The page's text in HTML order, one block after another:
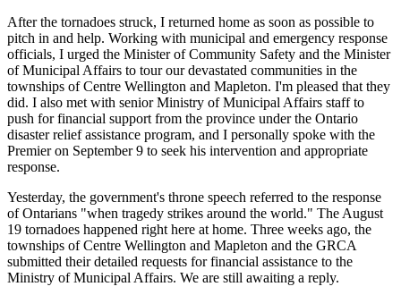
After the tornadoes struck, I returned home as soon as possible to
pitch in and help. Working with municipal and emergency response
officials, I urged the Minister of Community Safety and the Minister
of Municipal Affairs to tour our devastated communities in the
townships of Centre Wellington and Mapleton. I'm pleased that they
did. I also met with senior Ministry of Municipal Affairs staff to
push for financial support from the province under the Ontario
disaster relief assistance program, and I personally spoke with the
Premier on September 9 to seek his intervention and appropriate
response.
Yesterday, the government's throne speech referred to the response
of Ontarians "when tragedy strikes around the world." The August
19 tornadoes happened right here at home. Three weeks ago, the
townships of Centre Wellington and Mapleton and the GRCA
submitted their detailed requests for financial assistance to the
Ministry of Municipal Affairs. We are still awaiting a reply.